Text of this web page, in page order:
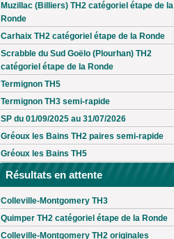
Muzillac (Billiers) TH2 catégoriel étape de la
Ronde
Carhaix TH2 catégoriel étape de la Ronde
Scrabble du Sud Goëlo (Plourhan) TH2
catégoriel étape de la Ronde
Termignon TH5
Termignon TH3 semi-rapide
SP du 01/09/2025 au 31/07/2026
Gréoux les Bains TH2 paires semi-rapide
Gréoux les Bains TH5
Résultats en attente
Colleville-Montgomery TH3
Quimper TH2 catégoriel étape de la Ronde
Colleville-Montgomery TH2 originales